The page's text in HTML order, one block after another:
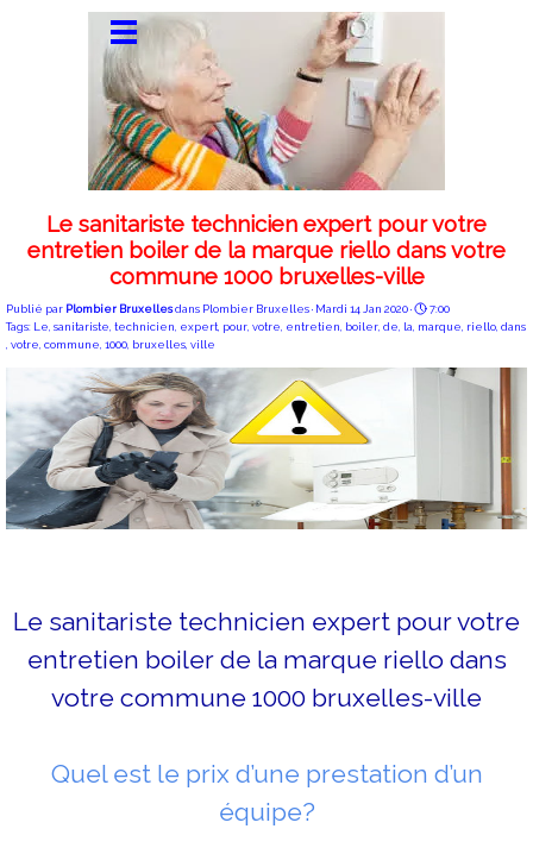
Le sanitariste technicien expert pour votre
entretien boiler de la marque riello dans votre
commune 1000 bruxelles-ville
Publié par Plombier Bruxellesdans Plombier Bruxelles· Mardi 14 Jan 2020 ·
7:00
Tags: Le sanitariste technicien expert pour votre entretien boiler de la marque riello dans
votre commune 1000 bruxelles ville
Le sanitariste technicien expert pour votre
entretien boiler de la marque riello dans
votre commune 1000 bruxelles-ville
Quel est le prix d’une prestation d’un
équipe?